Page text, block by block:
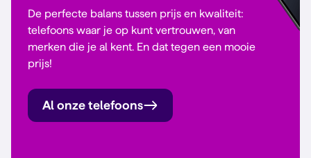
De perfecte balans tussen prijs en kwaliteit:
telefoons waar je op kunt vertrouwen, van
merken die je al kent. En dat tegen een mooie
prijs!
Al onze telefoons